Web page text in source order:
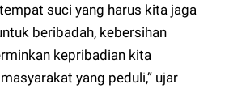
suci yang harus kita jaga
beribadah, kebersihan
kepribadian kita
yang peduli,” ujar